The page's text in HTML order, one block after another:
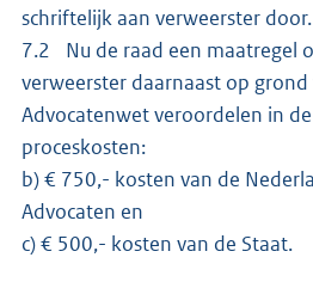
schriftelijk aan verweerster door.
7.2 Nu de raad een maatregel
verweerster daarnaast op
Advocatenwet veroordelen in
proceskosten:
b) € 750,- kosten van de
Advocaten en
c) € 500,- kosten van de Staat.